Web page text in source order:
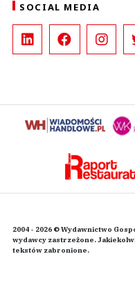
SOCIAL MEDIA
2004 - 2026 © Wydawnictwo
wydawcy zastrzeżone.
tekstów zabronione.